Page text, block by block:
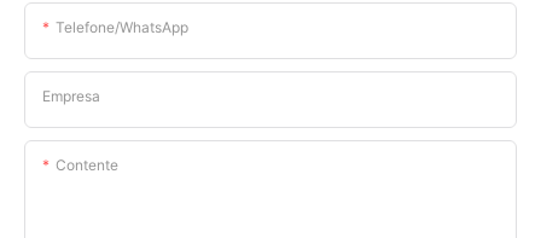
Telefone/WhatsApp
Empresa
Contente